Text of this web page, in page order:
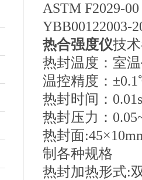
ASTM F2029-
YBB00122003-
热合强度仪技
热封温度 ： 室
温控精度 ：
热封时间 ：
热封压力 ：
热封面:
制各种规格
热封加热形式: